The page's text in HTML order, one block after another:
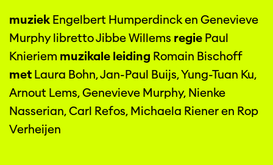
muziek Engelbert Humperdinck en Genevieve
Murphy libretto Jibbe Willems regie Paul
Knieriem muzikale leiding Romain Bischoff
met Laura Bohn, Jan-Paul Buijs, Yung-Tuan Ku,
Arnout Lems, Genevieve Murphy, Nienke
Nasserian, Carl Refos, Michaela Riener en Rop
Verheijen